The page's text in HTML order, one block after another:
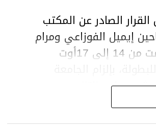
الصادر عن المكتب
إيميل الفوزاعي ومرام
وزينب السويسي في نطاق البطولة الصيفية التي أقيمت من 14 إلى 17أوت
يوما، وبالتالي سحب